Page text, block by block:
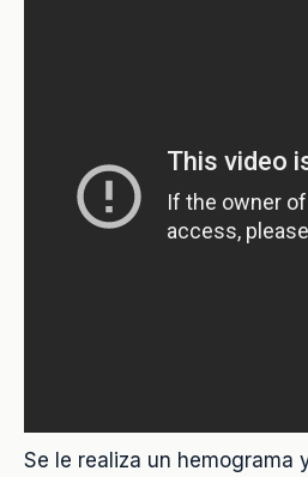
Se le realiza un hemograma